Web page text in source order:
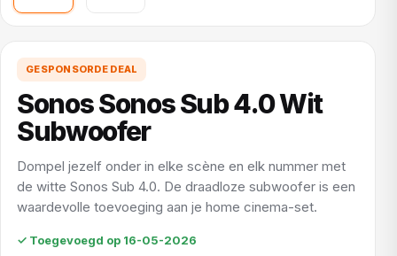
GESPONSORDE DEAL
Sonos Sonos Sub 4.0 Wit
Subwoofer
Dompel jezelf onder in elke scène en elk nummer met
de witte Sonos Sub 4.0. De draadloze subwoofer is een
waardevolle toevoeging aan je home cinema-set.
✓ Toegevoegd op 16-05-2026